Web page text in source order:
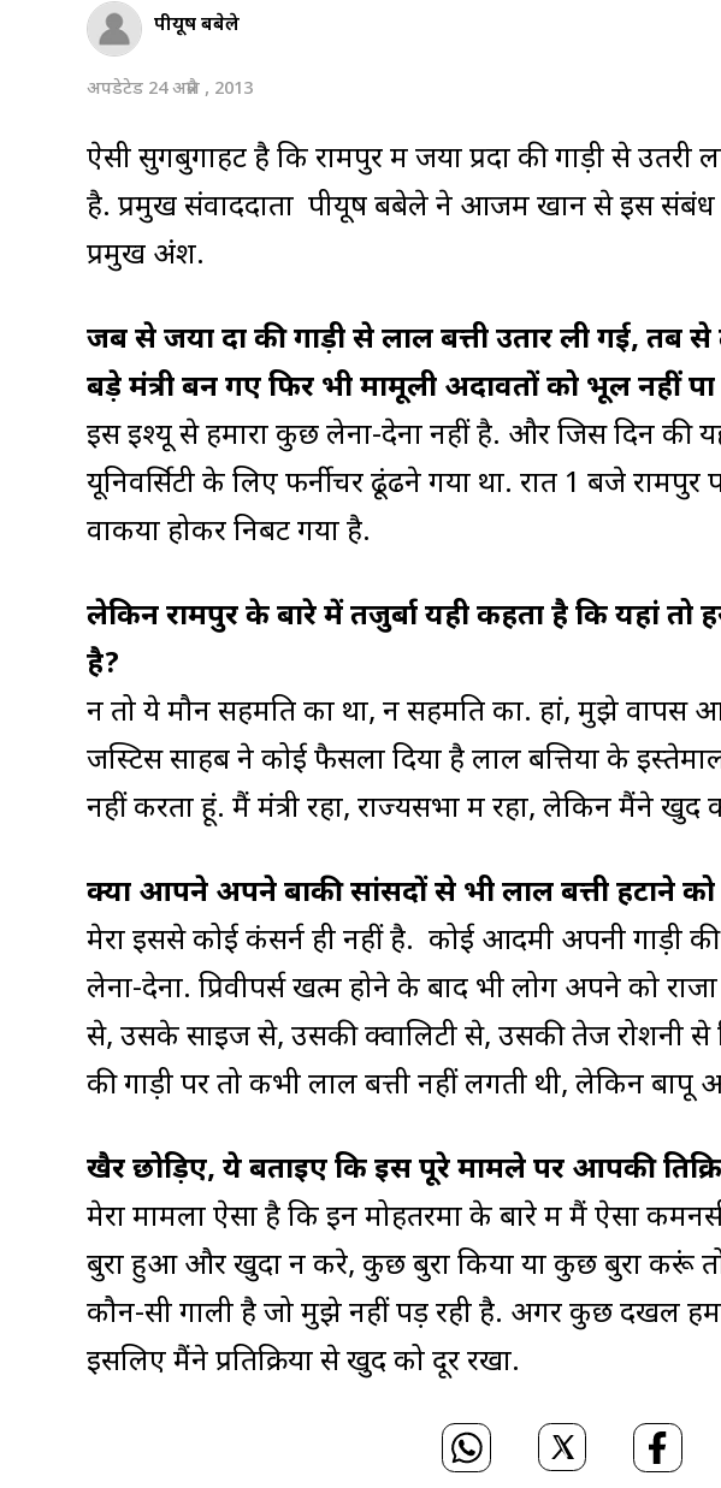
पीयूष बबेले
अपडेटेड 24 अप्रैल , 2013
ऐसी सुगबुगाहट है कि रामपुर में जया प्रदा की गाड़ी से
है. प्रमुख संवाददाता पीयूष बबेले ने आजम खान से इस संबंध
प्रमुख अंश.
जब से जया प्रदा की गाड़ी से लाल बत्ती उतार ली गई,
बड़े मंत्री बन गए फिर भी मामूली अदावतों को भूल नहीं पा
इस इश्यू से हमारा कुछ लेना-देना नहीं है. और जिस दिन की
यूनिवर्सिटी के लिए फर्नीचर ढूंढने गया था. रात 1 बजे
वाकया होकर निबट गया है.
लेकिन रामपुर के बारे में तजुर्बा यही कहता है कि यहां
है?
न तो ये मौन सहमति का था, न सहमति का. हां, मुझे वापस
जस्टिस साहब ने कोई फैसला दिया है लाल बत्तियों के
नहीं करता हूं. मैं मंत्री रहा, राज्यसभा में रहा, लेकिन मैंने खुद
क्या आपने अपने बाकी सांसदों से भी लाल बत्ती हटाने
मेरा इससे कोई कंसर्न ही नहीं है. कोई आदमी अपनी गाड़ी
लेना-देना. प्रिवीपर्स खत्म होने के बाद भी लोग अपने को
से, उसके साइज से, उसकी क्वालिटी से, उसकी तेज रोशनी से
की गाड़ी पर तो कभी लाल बत्ती नहीं लगती थी, लेकिन
खैर छोड़िए, ये बताइए कि इस पूरे मामले पर आपकी
मेरा मामला ऐसा है कि इन मोहतरमा के बारे में मैं ऐसा
बुरा हुआ और खुदा न करे, कुछ बुरा किया या कुछ बुरा करूं तो
कौन-सी गाली है जो मुझे नहीं पड़ रही है. अगर कुछ दखल
इसलिए मैंने प्रतिक्रिया से खुद को दूर रखा.